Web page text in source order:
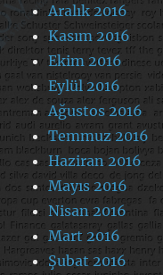
Aralık 2016
Kasım 2016
Ekim 2016
Eylül 2016
Ağustos 2016
Temmuz 2016
Haziran 2016
Mayıs 2016
Nisan 2016
Mart 2016
Şubat 2016